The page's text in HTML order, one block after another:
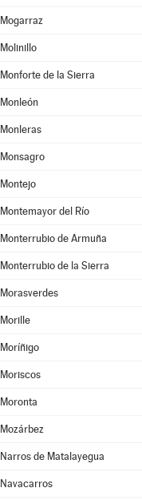
Mogarraz
Molinillo
Monforte de la Sierra
Monleón
Monleras
Monsagro
Montejo
Montemayor del Río
Monterrubio de Armuña
Monterrubio de la Sierra
Morasverdes
Morille
Moríñigo
Moriscos
Moronta
Mozárbez
Narros de Matalayegua
Navacarros